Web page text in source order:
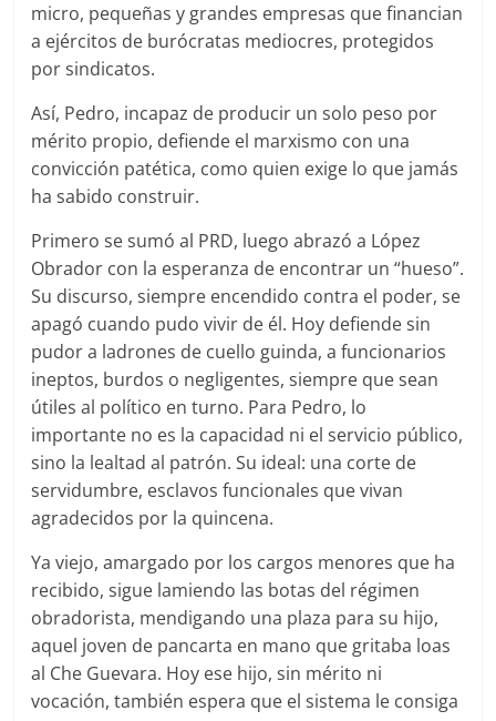
micro, pequeñas y grandes empresas que financian
a ejércitos de burócratas mediocres, protegidos
por sindicatos.
Así, Pedro, incapaz de producir un solo peso por
mérito propio, defiende el marxismo con una
convicción patética, como quien exige lo que jamás
ha sabido construir.
Primero se sumó al PRD, luego abrazó a López
Obrador con la esperanza de encontrar un “hueso”.
Su discurso, siempre encendido contra el poder, se
apagó cuando pudo vivir de él. Hoy defiende sin
pudor a ladrones de cuello guinda, a funcionarios
ineptos, burdos o negligentes, siempre que sean
útiles al político en turno. Para Pedro, lo
importante no es la capacidad ni el servicio público,
sino la lealtad al patrón. Su ideal: una corte de
servidumbre, esclavos funcionales que vivan
agradecidos por la quincena.
Ya viejo, amargado por los cargos menores que ha
recibido, sigue lamiendo las botas del régimen
obradorista, mendigando una plaza para su hijo,
aquel joven de pancarta en mano que gritaba loas
al Che Guevara. Hoy ese hijo, sin mérito ni
vocación, también espera que el sistema le consiga